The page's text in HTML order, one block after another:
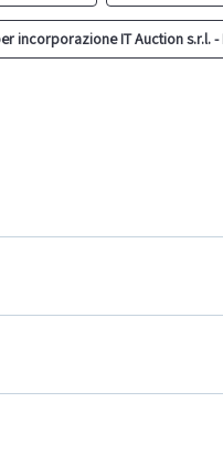
incorporazione IT Auction s.r.l. -